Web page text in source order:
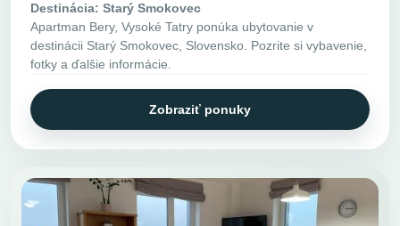
Destinácia: Starý Smokovec
Apartman Bery, Vysoké Tatry ponúka ubytovanie v
destinácii Starý Smokovec, Slovensko. Pozrite si vybavenie,
fotky a ďalšie informácie.
Zobraziť ponuky